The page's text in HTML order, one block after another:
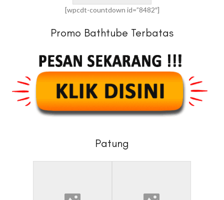
[wpcdt-countdown id=”8482″]
Promo Bathtube Terbatas
Patung